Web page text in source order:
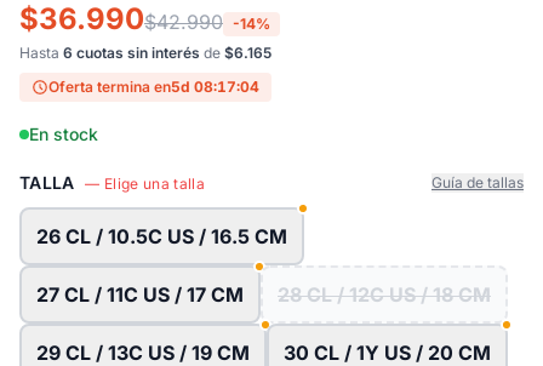
$36.990$42.990 -14%
Hasta 6 cuotas sin interés de $6.165
Oferta termina en5d 08:17:03
En stock
TALLA — Elige una talla Guía de tallas
26 CL / 10.5C US / 16.5 CM
27 CL / 11C US / 17 CM 28 CL / 12C US / 18 CM
29 CL / 13C US / 19 CM 30 CL / 1Y US / 20 CM